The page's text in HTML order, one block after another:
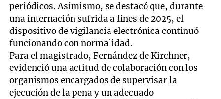
periódicos. Asimismo, se destacó que, durante
una internación sufrida a fines de 2025, el
dispositivo de vigilancia electrónica continuó
funcionando con normalidad.
Para el magistrado, Fernández de Kirchner,
evidenció una actitud de colaboración con los
organismos encargados de supervisar la
ejecución de la pena y un adecuado